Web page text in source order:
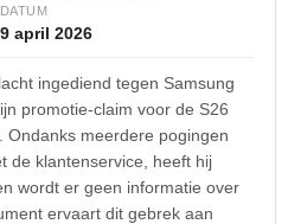
DATUM
9 april 2026
ingediend tegen Samsung
promotie-claim voor de S26
Ondanks meerdere pogingen
de klantenservice, heeft hij
wordt er geen informatie over
ervaart dit gebrek aan